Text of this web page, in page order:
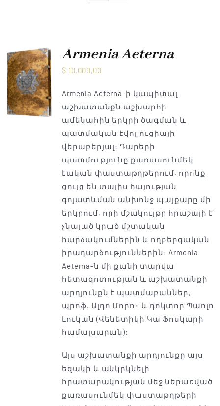
Կապ
Armenia Aeterna
$ 10.000,00
Armenia Aeterna-ի կապիտալ
աշխատանքն աշխարհի
ամենահին երկրի ծագման և
պատմական էվոլյուցիայի
վերաբերյալ: Դարերի
պատմությունը քառասունմեկ
էական փաստաթղթերում, որոնք
ցույց են տալիս հայության
գոյատևման անխոնջ պայքարը մի
երկրում, որի մշակույթը հրաշալի է`
չնայած կրած մշտական ​​
հարձակումներին և ողբերգական
իրադարձություններին: Armenia
Aeterna-ն մի քանի տարվա
հետազոտության և աշխատանքի
արդյունքն է պատմաբաններ,
պրոֆ. Ալդո Մորո» և դոկտոր Պաոլո
Լուկան (Վենետիկի Կա Ֆոսկարի
համալսարան):
Այս աշխատանքի արդյունքը այս
եզակի և անկրկնելի
հրատարակության մեջ ներառված
քառասունմեկ փաստաթղթերի